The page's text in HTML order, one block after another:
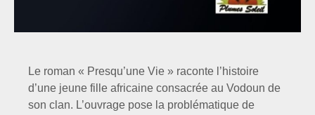
Le roman « Presqu’une Vie » raconte l’histoire
d’une jeune fille africaine consacrée au Vodoun de
son clan. L’ouvrage pose la problématique de